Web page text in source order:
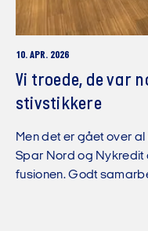
10. APR. 2026
Vi troede, de var
stivstikkere
Men det er gået over
Spar Nord og Nykredit
fusionen. Godt